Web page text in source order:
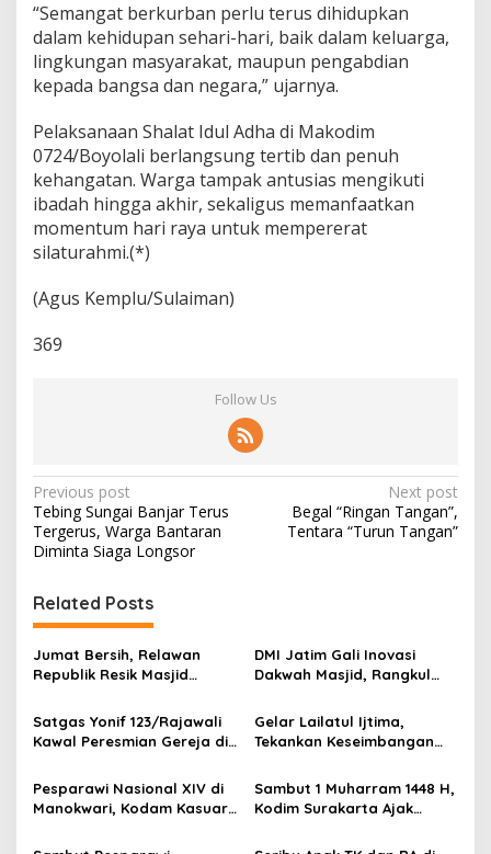
“Semangat berkurban perlu terus dihidupkan
dalam kehidupan sehari-hari, baik dalam keluarga,
lingkungan masyarakat, maupun pengabdian
kepada bangsa dan negara,” ujarnya.
Pelaksanaan Shalat Idul Adha di Makodim
0724/Boyolali berlangsung tertib dan penuh
kehangatan. Warga tampak antusias mengikuti
ibadah hingga akhir, sekaligus memanfaatkan
momentum hari raya untuk mempererat
silaturahmi.(*)
(Agus Kemplu/Sulaiman)
369
Follow Us
P
o
s
t
n
a
v
i
g
t
Previous post
Tebing Sungai Banjar Terus
Tergerus, Warga Bantaran
Diminta Siaga Longsor
Next post
Begal “Ringan Tangan”,
Tentara “Turun Tangan”
Related Posts
Jumat Bersih, Relawan
Republik Resik Masjid
Ponorogo
DMI Jatim Gali Inovasi
Dakwah Masjid, Rangkul
Satgas Yonif 123/Rajawali
Kawal Peresmian Gereja di
Warga Perkuat Stabilitas
Papua Selatan
Gelar Lailatul Ijtima,
Tekankan Keseimbangan
Pesparawi Nasional XIV di
Manokwari, Kodam Kasuari
Sambut 1 Muharram 1448 H,
Kodim Surakarta Ajak
Semangat Kebersamaan